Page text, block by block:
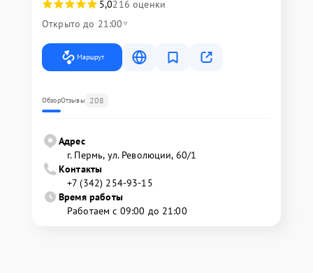
5,0216 оценки
Открыто до 21:00
Маршрут
ОбзорОтзывы 208
Адрес
г. Пермь, ул. ​Революции, 60/1
Контакты
+7 (342) 254-93-15
Время работы
Работаем с 09:00 до 21:00